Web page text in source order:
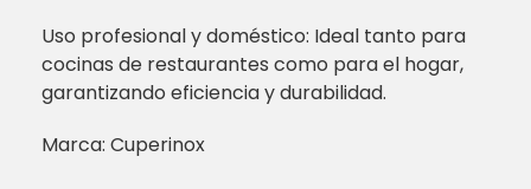
Uso profesional y doméstico: Ideal tanto para
cocinas de restaurantes como para el hogar,
garantizando eficiencia y durabilidad.
Marca: Cuperinox